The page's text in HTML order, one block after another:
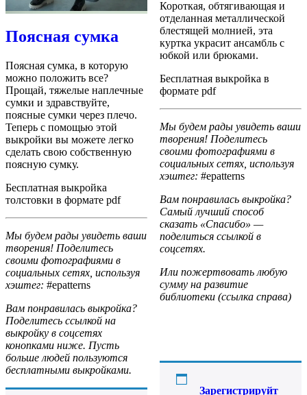
Поясная сумка
Поясная сумка, в которую
можно положить все?
Прощай, тяжелые наплечные
сумки и здравствуйте,
поясные сумки через плечо.
Теперь с помощью этой
выкройки вы можете легко
сделать свою собственную
поясную сумку.
Бесплатная выкройка
толстовки в формате pdf
Мы будем рады увидеть ваши
творения! Поделитесь
своими фотографиями в
социальных сетях, используя
хэштег: #epatterns
Вам понравилась выкройка?
Поделитесь ссылкой на
выкройку в соцсетях
конопками ниже. Пусть
больше людей пользуются
бесплатными выкройками.
Короткая, обтягивающая и
отделанная металлической
блестящей молнией, эта
куртка украсит ансамбль с
юбкой или брюками.
Бесплатная выкройка в
формате pdf
Мы будем рады увидеть ваши
творения! Поделитесь
своими фотографиями в
социальных сетях, используя
хэштег: #epatterns
Вам понравилась выкройка?
Самый лучший способ
сказать «Спасибо» —
поделиться ссылкой в
соцсетях.
Или пожертвовать любую
сумму на развитие
библиотеки (ссылка справа)
Зарегистрируйт